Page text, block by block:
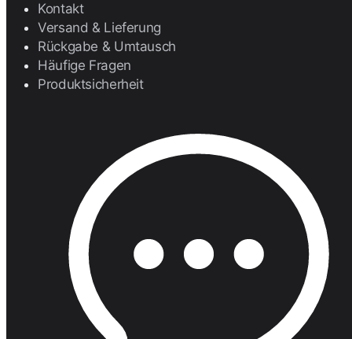
Kontakt
Versand & Lieferung
Rückgabe & Umtausch
Häufige Fragen
Produktsicherheit